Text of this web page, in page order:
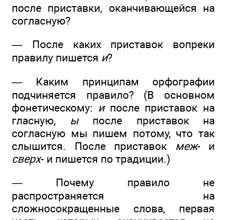
после приставки, оканчивающейся на
согласную?
— После каких приставок вопреки
правилу пишется и?
— Каким принципам орфографии
подчиняется правило? (В основном
фонетическому: ипосле приставок на
гласную, ыпосле приставок на
согласную мы пишем потому, что так
слышится. После приставок меж- и
сверх- и пишется по традиции.)
— Почему правило не
распространяется на
сложносокращенные слова, первая